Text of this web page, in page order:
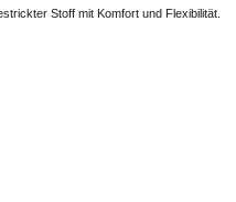
Stoff mit Komfort und Flexibilität.